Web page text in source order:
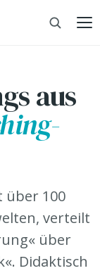
aus
über 100
verteilt
über
Didaktisch